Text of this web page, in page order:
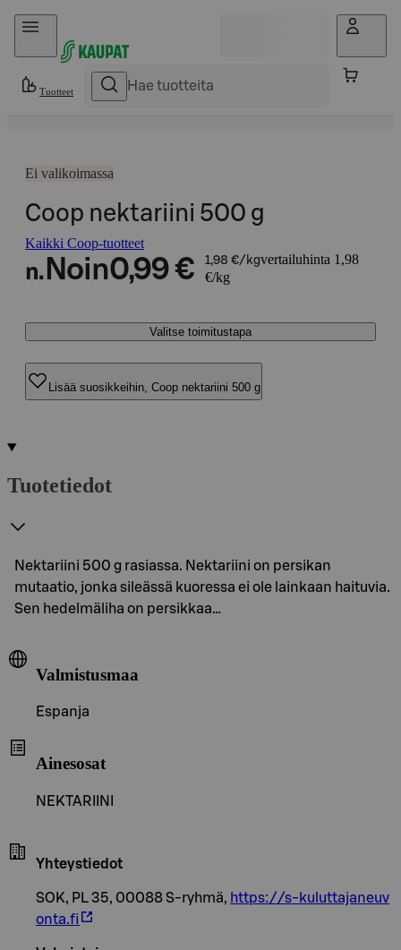
Hyppää sisältöön
Tuotteet
Ei valikoimassa
Coop nektariini 500 g
Kaikki Coop-tuotteet
n. Noin0,99 € 1,98 €/kgvertailuhinta 1,98
€/kg
Valitse toimitustapa
Lisää suosikkeihin, Coop nektariini 500 g
Tuotetiedot
Nektariini 500 g rasiassa. Nektariini on persikan
mutaatio, jonka sileässä kuoressa ei ole lainkaan haituvia.
Sen hedelmäliha on persikkaa…
Valmistusmaa
Espanja
Ainesosat
NEKTARIINI
Yhteystiedot
SOK, PL 35, 00088 S-ryhmä, https://s-kuluttajaneuv
onta.fi